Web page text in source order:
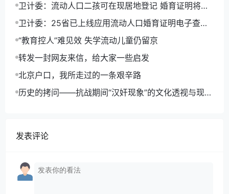
卫计委：流动人口二孩可在现居地登记 婚育证明将电
子化
卫计委：25省已上线应用流动人口婚育证明电子查询
平台
“教育控人”难见效 失学流动儿童仍留京
转发一封网友来信，给大家一些启发
北京户口，我所走过的一条艰辛路
历史的拷问——抗战期间“汉奸现象”的文化透视与现实
发表评论